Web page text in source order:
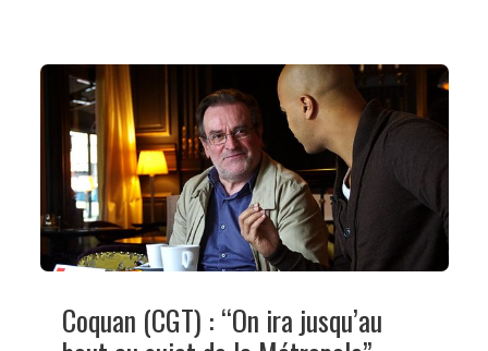
Coquan (CGT) : “On ira jusqu’au